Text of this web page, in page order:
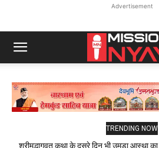
Advertisement
TRENDING NOW
श्रीमद्भागवत कथा के दूसरे दिन भी उमड़ा आस्था